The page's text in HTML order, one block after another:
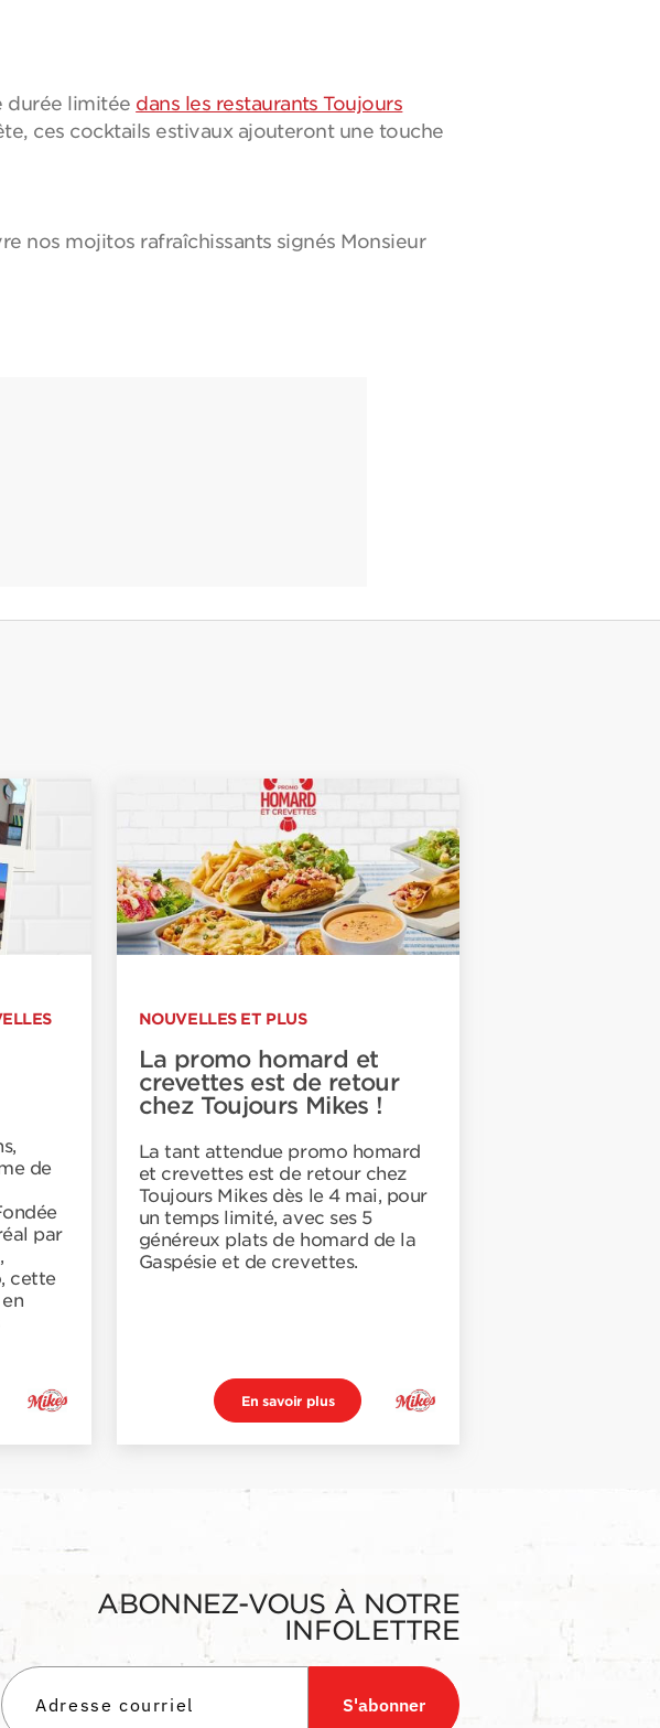
durée limitée dans les restaurants Toujours
ces cocktails estivaux ajouteront une touche
nos mojitos rafraîchissants signés Monsieur
de
par
cette
NOUVELLES ET PLUS
La promo homard et
crevettes est de retour
chez Toujours Mikes !
La tant attendue promo homard
et crevettes est de retour chez
Toujours Mikes dès le 4 mai, pour
un temps limité, avec ses 5
généreux plats de homard de la
Gaspésie et de crevettes.
En savoir plus
ABONNEZ-VOUS À NOTRE
INFOLETTRE
S'abonner